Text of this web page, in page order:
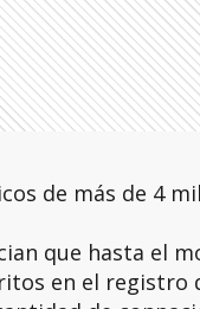
de más de 4
que hasta el
en el registro